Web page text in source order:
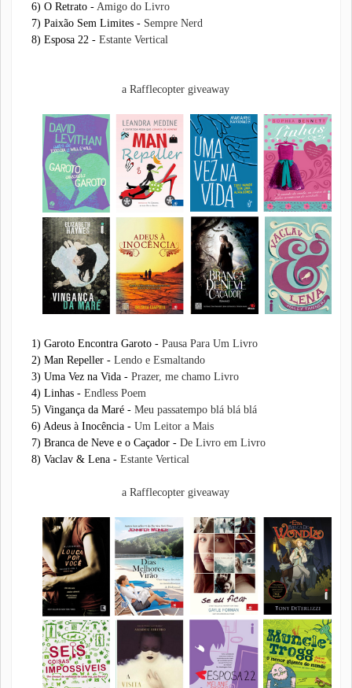
6) O Retrato - Amigo do Livro
7) Paixão Sem Limites - Sempre Nerd
8) Esposa 22 - Estante Vertical
a Rafflecopter giveaway
1) Garoto Encontra Garoto - Pausa Para Um Livro
2) Man Repeller - Lendo e Esmaltando
3) Uma Vez na Vida - Prazer, me chamo Livro
4) Linhas - Endless Poem
5) Vingança da Maré - Meu passatempo blá blá blá
6) Adeus à Inocência - Um Leitor a Mais
7) Branca de Neve e o Caçador - De Livro em Livro
8) Vaclav & Lena - Estante Vertical
a Rafflecopter giveaway